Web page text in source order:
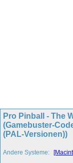
Pro Pinball - The
(Gamebuster-
(PAL-Versionen))
Andere Systeme: